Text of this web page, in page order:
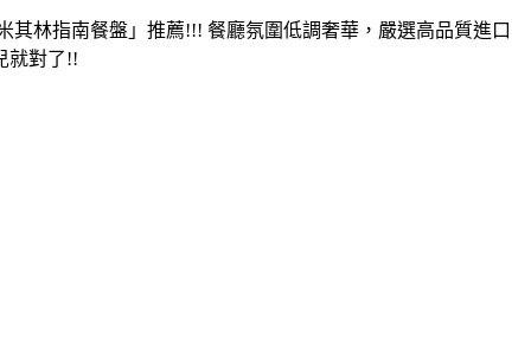
林指南餐盤」推薦!!! 餐廳氛圍低調奢華，嚴選高品質進口
就對了!!